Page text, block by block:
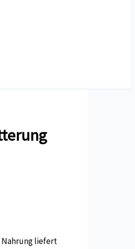
Nahrung liefert